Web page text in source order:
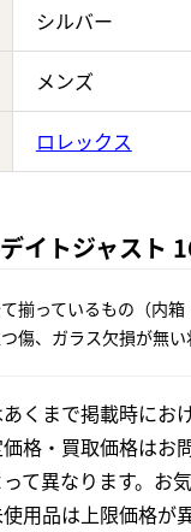
シルバー
メンズ
ロレックス
イトジャスト
揃っているもの（内箱
傷、ガラス欠損が無い
あくまで掲載時にお
格・買取価格はお
て異なります。お
用品は上限価格が